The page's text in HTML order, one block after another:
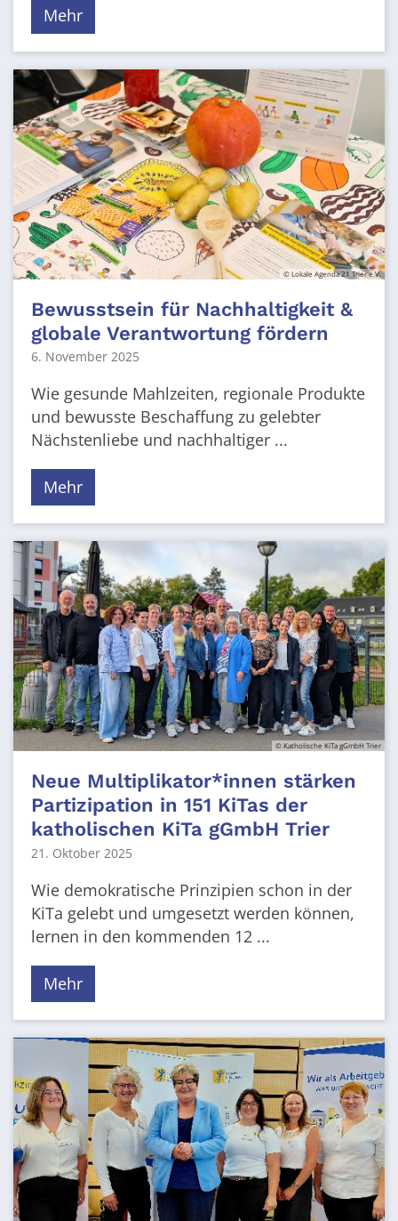
Mehr
© Lokale Agenda 21 Trier e.V.
Bewusstsein für Nachhaltigkeit &
globale Verantwortung fördern
6. November 2025
Wie gesunde Mahlzeiten, regionale Produkte
und bewusste Beschaffung zu gelebter
Nächstenliebe und nachhaltiger ...
Mehr
© Katholische KiTa gGmbH Trier
Neue Multiplikator*innen stärken
Partizipation in 151 KiTas der
katholischen KiTa gGmbH Trier
21. Oktober 2025
Wie demokratische Prinzipien schon in der
KiTa gelebt und umgesetzt werden können,
lernen in den kommenden 12 ...
Mehr